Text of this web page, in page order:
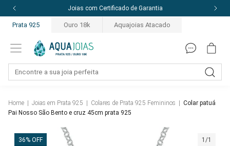
Joias com Certificado de Garantia
Prata 925 Ouro 18k Aquajoias Atacado
Home Joias em Prata 925 Colares de Prata 925 Femininos
Colar patuá
Pai Nosso São Bento e cruz 45cm prata 925
36% OFF 1/1